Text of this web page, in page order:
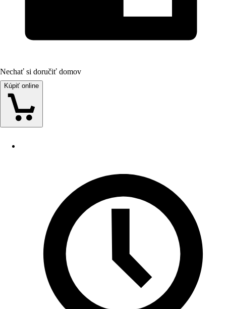
Nechať si doručiť domov
Kúpiť online